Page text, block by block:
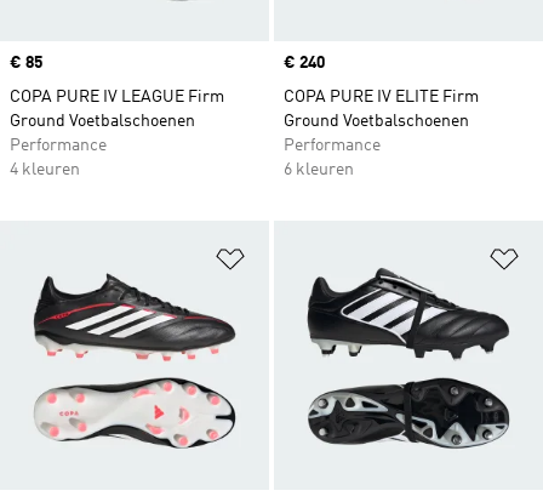
Price
€ 85
COPA PURE IV LEAGUE Firm
Ground Voetbalschoenen
Performance
4 kleuren
Price
€ 240
COPA PURE IV ELITE Firm
Ground Voetbalschoenen
Performance
6 kleuren